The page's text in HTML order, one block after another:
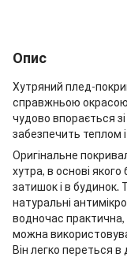
Опис
Хутряний плед-
справжньою окрасою
чудово впорається
забезпечить теплом
Оригінальне
хутра, в основі
затишок і в будинок.
натуральні
водночас
можна
Він легко переться в